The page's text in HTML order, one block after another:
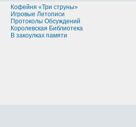
Кофейня «Три струны»
Игровые Летописи
Протоколы Обсуждений
Королевская Библиотека
В закоулках памяти